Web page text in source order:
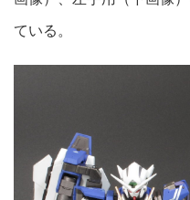
ている。